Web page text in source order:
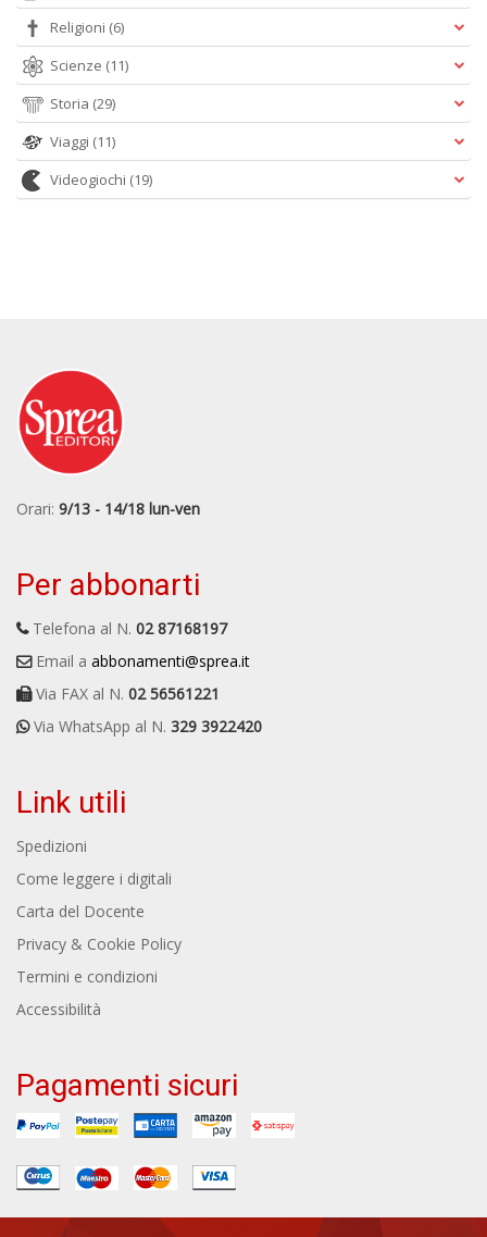
Religioni (6)
Scienze (11)
Storia (29)
Viaggi (11)
Videogiochi (19)
Orari: 9/13 - 14/18 lun-ven
Per abbonarti
Telefona al N. 02 87168197
Email a abbonamenti@sprea.it
Via FAX al N. 02 56561221
Via WhatsApp al N. 329 3922420
Link utili
Spedizioni
Come leggere i digitali
Carta del Docente
Privacy & Cookie Policy
Termini e condizioni
Accessibilità
Pagamenti sicuri